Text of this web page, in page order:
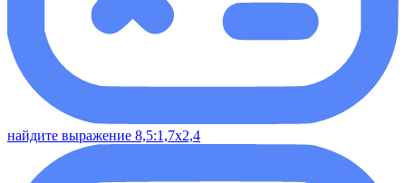
найдите выражение 8,5:1,7х2,4